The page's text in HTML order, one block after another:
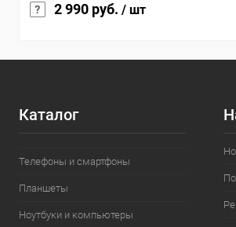
2 990 руб. / шт
Каталог
Телефоны и смартфоны
Планшеты
Ноутбуки и компьютеры